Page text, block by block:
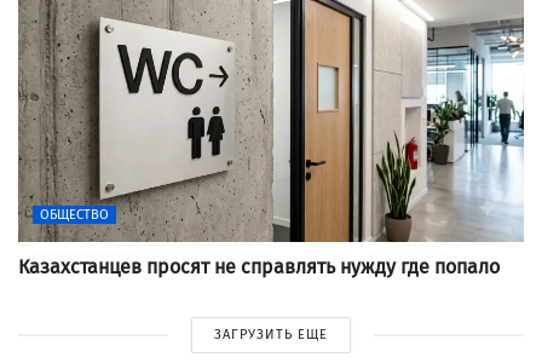
ОБЩЕСТВО
Казахстанцев просят не справлять нужду где попало
ЗАГРУЗИТЬ ЕЩЕ